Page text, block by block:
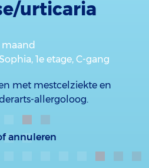
urticaria
maand
1e etage, C-gang
met mestcelziekte en
allergoloog.
annuleren